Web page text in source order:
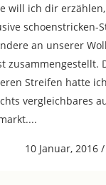
will ich dir
schoenstricken-
an unserer
zusammengestellt.
Streifen hatte
vergleichbares
10 Januar, 2016/